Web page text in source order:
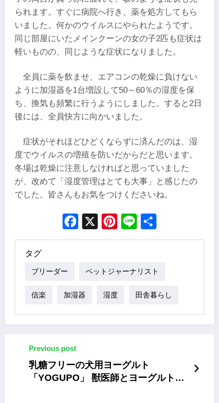
られます。すぐに病院へ行き、薬を処方してもら
いました。何かのウイルスにやられたようです。
同じ部屋にいたメインクーンの女の子2匹も症状は
軽いものの、同じような症状になりました。
全員に薬を飲ませ、エアコンの乾燥に負けない
ように加湿器を1台増設して50～60％の湿度を保
ち、換気も頻繁に行うようにしました。すると2日
後には、全員快方に向かいました。
症状がそれほどひどくならずに済んだのは、湿
度でウイルスの増殖を防いだからだと思います。
冬場は乾燥に注意しなければと思っていました
が、改めて「湿度管理はとても大事」と感じたの
でした。皆さんもお気をつけくださいね。
Facebook
X Pinterest
Line
タグ
ブリーダー ペットジャーナリスト
信楽 加湿器 湿度 田舎暮らし
Previous post
乳糖フリーの犬用ヨーグルト
「YOGUPO」 獣医師とヨーグルト専